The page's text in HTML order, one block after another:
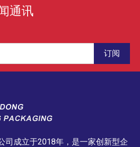
通讯
订阅
司成立于2018年，是一家创新型企